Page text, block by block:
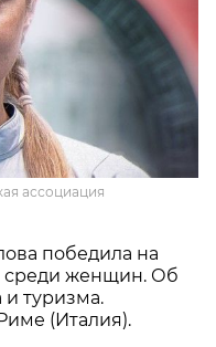
ассоциация
победила на
среди женщин. Об
туризма.
(Италия).